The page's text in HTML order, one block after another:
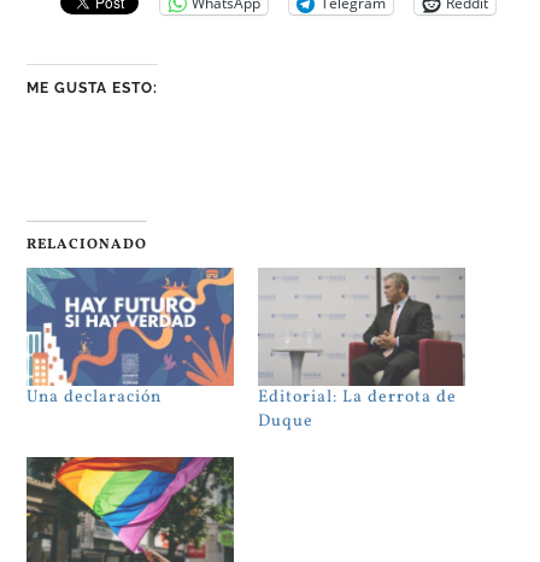
ME GUSTA ESTO:
RELACIONADO
Una declaración
Editorial: La derrota de
Duque